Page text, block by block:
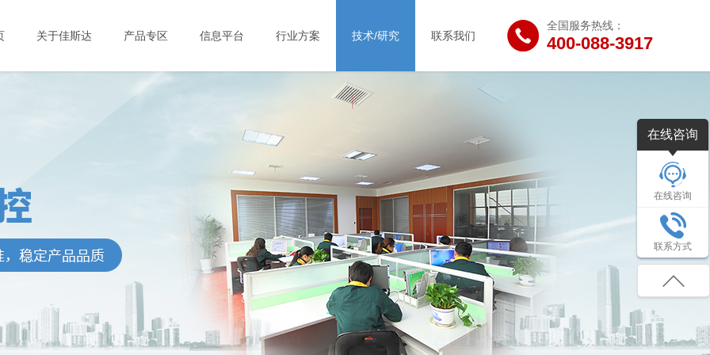
全国服务热线：
400-088-3917
关于佳斯达 产品专区 信息平台 行业方案 技术/研究 联系我们
在线咨询
在线咨询
联系方式